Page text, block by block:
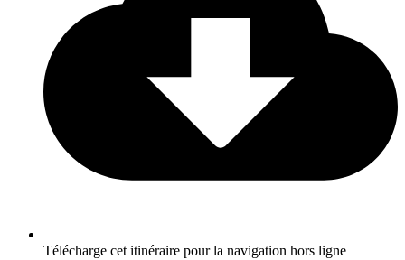
Télécharge cet itinéraire pour la navigation hors ligne